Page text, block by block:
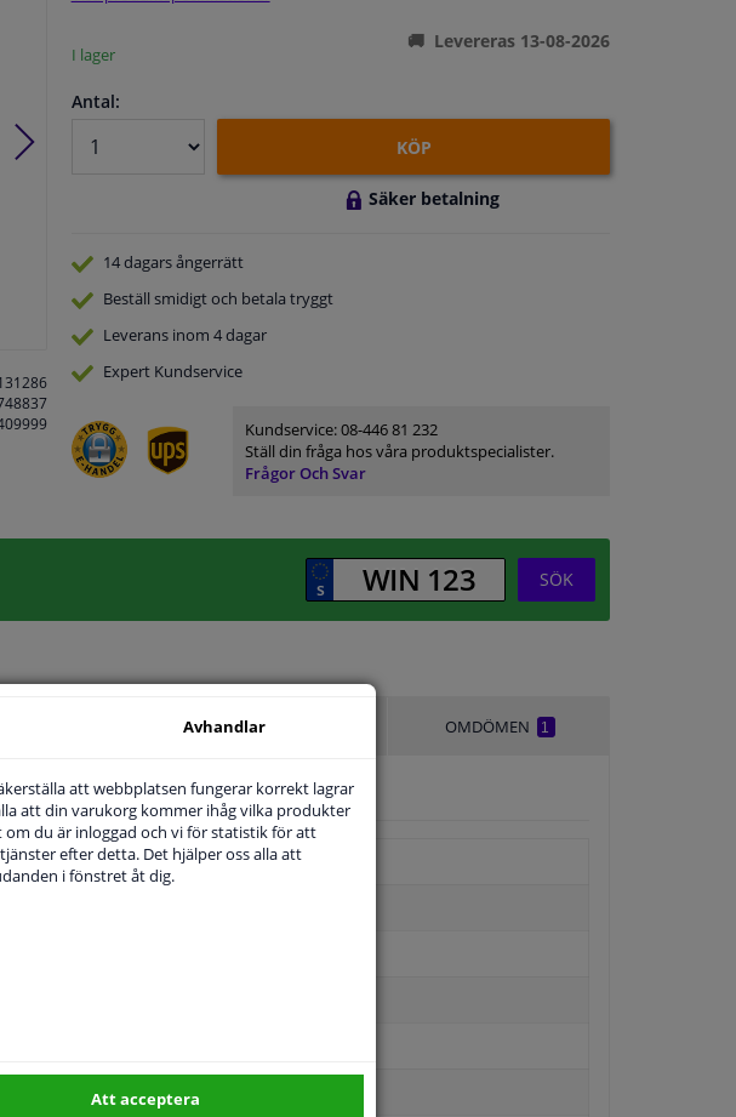
I lager
Levereras 13-08-2026
Antal:
KÖP
Säker betalning
14 dagarsångerrätt
Beställ smidigt och betala tryggt
Leverans inom 4 dagar
Expert Kundservice
Kundservice:08-446 81 232
Ställ din fråga hos våra produktspecialister.
Frågor Och Svar
SÖK
LEVERANSTID OMDÖMEN 1
sida
Avhandlar
att webbplatsen fungerar korrekt lagrar
att din varukorg kommer ihåg vilka produkter
du är inloggad och vi för statistik för att
efter detta. Det hjälper oss alla att
i fönstret åt dig.
Att acceptera